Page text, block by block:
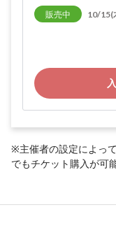
販売中 10/15(
※主催者の設定によっ
でもチケット購入が可